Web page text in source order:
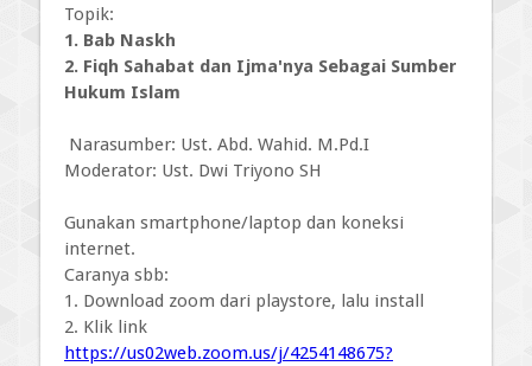
Topik:
1. Bab Naskh
2. Fiqh Sahabat dan Ijma'nya Sebagai Sumber
Hukum Islam
Narasumber: Ust. Abd. Wahid. M.Pd.I
Moderator: Ust. Dwi Triyono SH
Gunakan smartphone/laptop dan koneksi
internet.
Caranya sbb:
1. Download zoom dari playstore, lalu install
2. Klik link
https://us02web.zoom.us/j/4254148675?